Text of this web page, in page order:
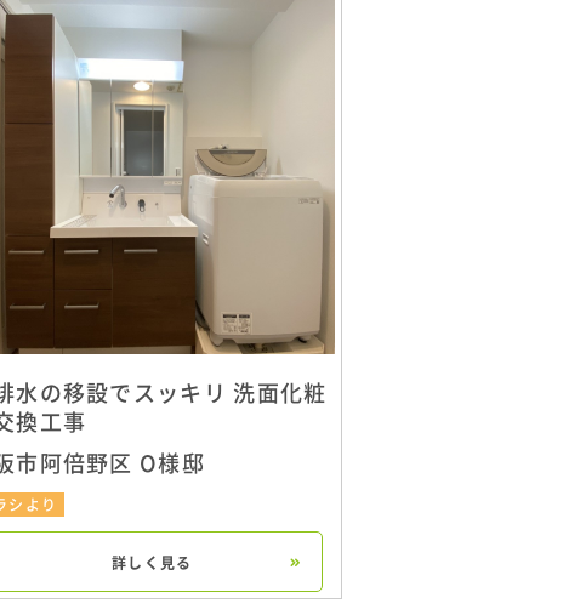
水の移設でスッキリ 洗面化粧
換工事
市阿倍野区 O様邸
シより
詳しく見る